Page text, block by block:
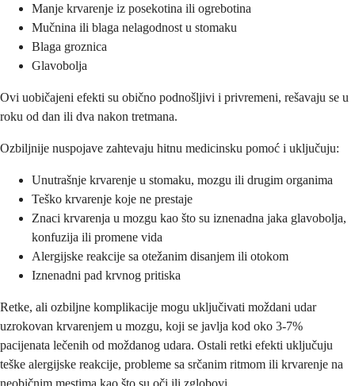
Manje krvarenje iz posekotina ili ogrebotina
Mučnina ili blaga nelagodnost u stomaku
Blaga groznica
Glavobolja
Ovi uobičajeni efekti su obično podnošljivi i privremeni, rešavaju se u
roku od dan ili dva nakon tretmana.
Ozbiljnije nuspojave zahtevaju hitnu medicinsku pomoć i uključuju:
Unutrašnje krvarenje u stomaku, mozgu ili drugim organima
Teško krvarenje koje ne prestaje
Znaci krvarenja u mozgu kao što su iznenadna jaka glavobolja,
konfuzija ili promene vida
Alergijske reakcije sa otežanim disanjem ili otokom
Iznenadni pad krvnog pritiska
Retke, ali ozbiljne komplikacije mogu uključivati moždani udar
uzrokovan krvarenjem u mozgu, koji se javlja kod oko 3-7%
pacijenata lečenih od moždanog udara. Ostali retki efekti uključuju
teške alergijske reakcije, probleme sa srčanim ritmom ili krvarenje na
neobičnim mestima kao što su oči ili zglobovi.